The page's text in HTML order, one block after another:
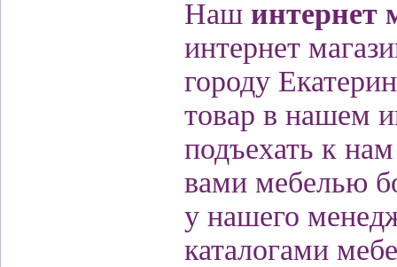
Наш интернет
интернет
городу
товар в нашем
подъехать к
вами мебелью
у нашего
каталогами